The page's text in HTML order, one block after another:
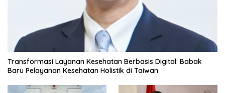
Transformasi Layanan Kesehatan Berbasis Digital: Babak
Baru Pelayanan Kesehatan Holistik di Taiwan